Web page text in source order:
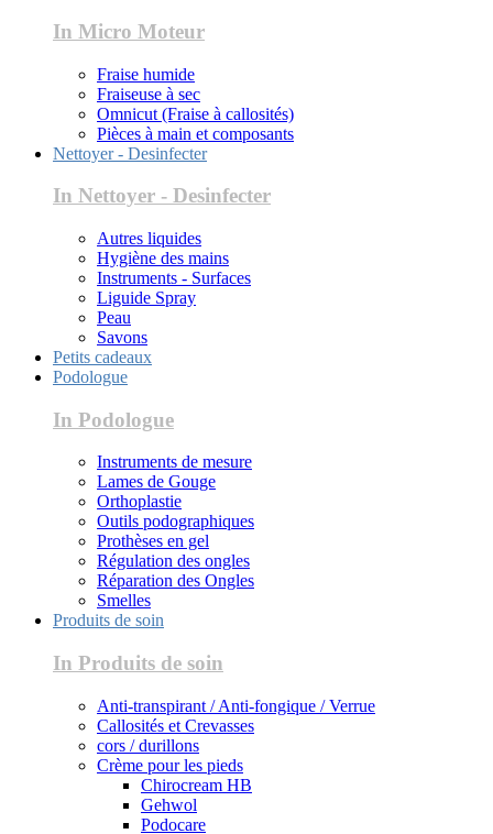
In Micro Moteur
Fraise humide
Fraiseuse à sec
Omnicut (Fraise à callosités)
Pièces à main et composants
Nettoyer - Desinfecter
In Nettoyer - Desinfecter
Autres liquides
Hygiène des mains
Instruments - Surfaces
Liguide Spray
Peau
Savons
Petits cadeaux
Podologue
In Podologue
Instruments de mesure
Lames de Gouge
Orthoplastie
Outils podographiques
Prothèses en gel
Régulation des ongles
Réparation des Ongles
Smelles
Produits de soin
In Produits de soin
Anti-transpirant / Anti-fongique / Verrue
Callosités et Crevasses
cors / durillons
Crème pour les pieds
Chirocream HB
Gehwol
Podocare